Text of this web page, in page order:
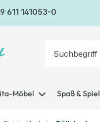
611 141053-0
Möbel Spaß & Spiel